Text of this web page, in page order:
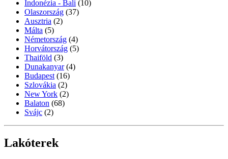
Indonézia - Bali (10)
Olaszország (37)
Ausztria (2)
Málta (5)
Németország (4)
Horvátország (5)
Thaiföld (3)
Dunakanyar (4)
Budapest (16)
Szlovákia (2)
New York (2)
Balaton (68)
Svájc (2)
Lakóterek